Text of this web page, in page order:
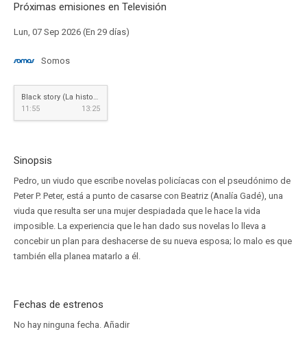
Próximas emisiones en Televisión
Lun, 07 Sep 2026 (En 29 días)
Somos
Black story (La historia negra de Peter P. Peter)
11:55
13:25
Sinopsis
Pedro, un viudo que escribe novelas policíacas con el pseudónimo de
Peter P. Peter, está a punto de casarse con Beatriz (Analía Gadé), una
viuda que resulta ser una mujer despiadada que le hace la vida
imposible. La experiencia que le han dado sus novelas lo lleva a
concebir un plan para deshacerse de su nueva esposa; lo malo es que
también ella planea matarlo a él.
Fechas de estrenos
No hay ninguna fecha. Añadir